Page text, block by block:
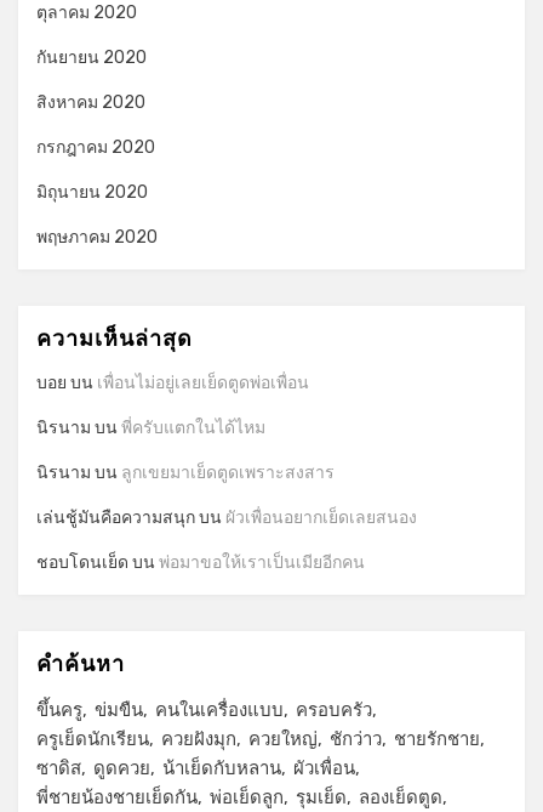
ตุลาคม 2020
กันยายน 2020
สิงหาคม 2020
กรกฎาคม 2020
มิถุนายน 2020
พฤษภาคม 2020
ความเห็นล่าสุด
บอย บน เพื่อนไม่อยู่เลยเย็ดตูดพ่อเพื่อน
นิรนาม บนพี่ครับแตกในได้ไหม
นิรนาม บน ลูกเขยมาเย็ดตูดเพราะสงสาร
เล่นชู้มันคือความสนุกบน ผัวเพื่อนอยากเย็ดเลยสนอง
ชอบโดนเย็ด บนพ่อมาขอให้เราเป็นเมียอีกคน
คำค้นหา
ขึ้นครู ข่มขืน คนในเครื่องแบบ
ครอบครัว
ครูเย็ดนักเรียน
ควยฝังมุก ควยใหญ่ ชักว่าว
ชายรักชาย
ซาดิส
ดูดควย น้าเย็ดกับหลาน
ผัวเพื่อน
พี่ชายน้องชายเย็ดกัน พ่อเย็ดลูก รุมเย็ด ลองเย็ดตูด